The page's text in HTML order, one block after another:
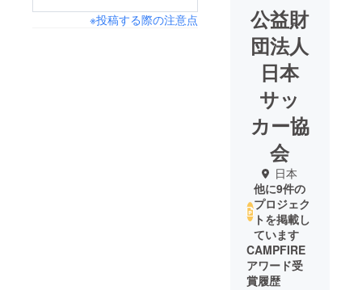
※投稿する際の注意点
公益財
団法人
日本
サッ
カー協
会
日本
他に9件の
プロジェク
トを掲載し
ています
CAMPFIRE
アワード受
賞履歴